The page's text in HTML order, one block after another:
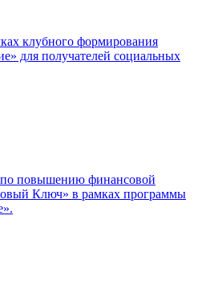
клубного формирования
для получателей социальных
повышению финансовой
Ключ» в рамках программы